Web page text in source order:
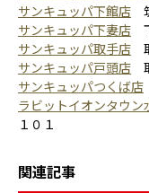
サンキュッパ下館店
サンキュッパ下妻店
サンキュッパ取手店
サンキュッパ戸頭店
サンキュッパつくば店
ラビットイオンタウン
１０１
関連記事